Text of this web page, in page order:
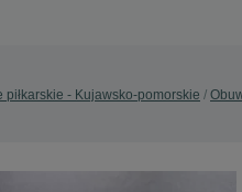
piłkarskie - Kujawsko-pomorskie